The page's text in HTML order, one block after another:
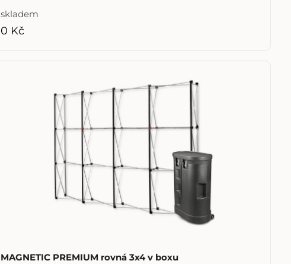
skladem
0 Kč
MAGNETIC PREMIUM rovná 3x4 v boxu